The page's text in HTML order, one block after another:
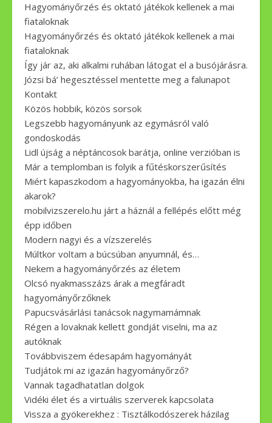
Hagyományőrzés és oktató játékok kellenek a mai
fiataloknak
Hagyományőrzés és oktató játékok kellenek a mai
fiataloknak
Így jár az, aki alkalmi ruhában látogat el a busójárásra.
Józsi bá’ hegesztéssel mentette meg a falunapot
Kontakt
Közös hobbik, közös sorsok
Legszebb hagyományunk az egymásról való
gondoskodás
Lidl újság a néptáncosok barátja, online verzióban is
Már a templomban is folyik a fűtéskorszerűsítés
Miért kapaszkodom a hagyományokba, ha igazán élni
akarok?
mobilvizszerelo.hu járt a háznál a fellépés előtt még
épp időben
Modern nagyi és a vízszerelés
Múltkor voltam a búcsúban anyumnál, és…
Nekem a hagyományőrzés az életem
Olcsó nyakmasszázs árak a megfáradt
hagyományőrzőknek
Papucsvásárlási tanácsok nagymamámnak
Régen a lovaknak kellett gondját viselni, ma az
autóknak
Továbbviszem édesapám hagyományát
Tudjátok mi az igazán hagyományőrző?
Vannak tagadhatatlan dolgok
Vidéki élet és a virtuális szerverek kapcsolata
Vissza a gyökerekhez : Tisztálkodószerek házilag